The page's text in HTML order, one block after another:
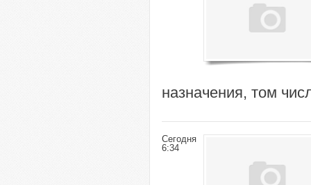
назначения, том
Сегодня
6:34